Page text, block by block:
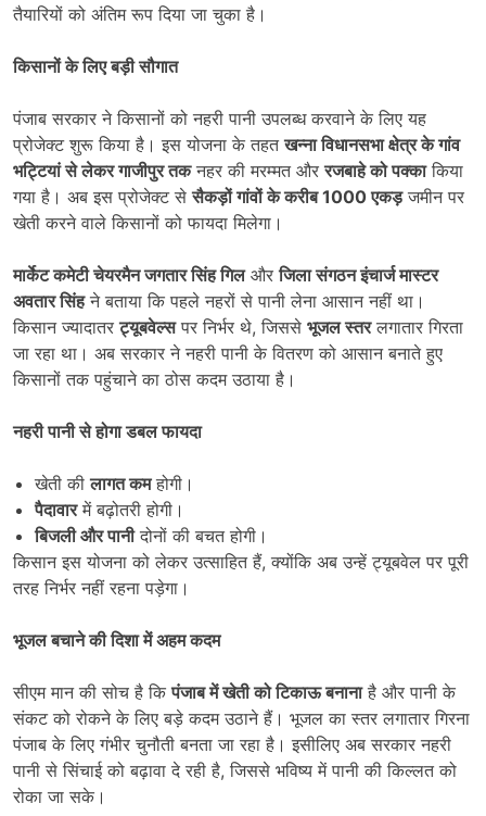
तैयारियों को अंतिम रूप दिया जा चुका है।
किसानों के लिए बड़ी सौगात
पंजाब सरकार ने किसानों को नहरी पानी उपलब्ध करवाने के लिए यह
प्रोजेक्ट शुरू किया है। इस योजना के तहतखन्ना विधानसभा क्षेत्र के गांव
भट्टियां से लेकर गाजीपुर तकनहर की मरम्मत औररजबाहे को पक्काकिया
गया है। अब इस प्रोजेक्ट सेसैकड़ों गांवों के करीब 1000एकड़जमीन पर
खेती करने वाले किसानों को फायदा मिलेगा।
मार्केट कमेटी चेयरमैन जगतार सिंह गिलऔरजिला संगठन इंचार्ज मास्टर
अवतार सिंहने बताया कि पहले नहरों से पानी लेना आसान नहीं था।
किसान ज्यादातरट्यूबवेल्सपर निर्भर थे, जिससे भूजल स्तरलगातार गिरता
जा रहा था। अब सरकार ने नहरी पानी के वितरण को आसान बनाते हुए
किसानों तक पहुंचाने का ठोस कदम उठाया है।
नहरी पानी से होगा डबल फायदा
खेती कीलागत कमहोगी।
पैदावारमें बढ़ोतरी होगी।
बिजली और पानीदोनों की बचत होगी।
किसान इस योजना को लेकर उत्साहित हैं, क्योंकि अब उन्हें ट्यूबवेल पर पूरी
तरह निर्भर नहीं रहना पड़ेगा।
भूजल बचाने की दिशा में अहम कदम
सीएम मान की सोच है किपंजाब में खेती को टिकाऊ बनानाहै और पानी के
संकट को रोकने के लिए बड़े कदम उठाने हैं। भूजल का स्तर लगातार गिरना
पंजाब के लिए गंभीर चुनौती बनता जा रहा है। इसीलिए अब सरकार नहरी
पानी से सिंचाई को बढ़ावा दे रही है, जिससे भविष्य में पानी की किल्लत को
रोका जा सके।